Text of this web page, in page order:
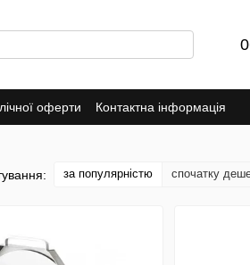
оферти Контактна інформація
за популярністю спочатку